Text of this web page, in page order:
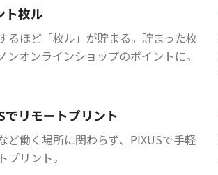
ト枚ル
るほど「枚ル」が貯まる。貯まった枚
ンオンラインショップのポイントに。
でリモートプリント
ど働く場所に関わらず、PIXUSで手軽
プリント。